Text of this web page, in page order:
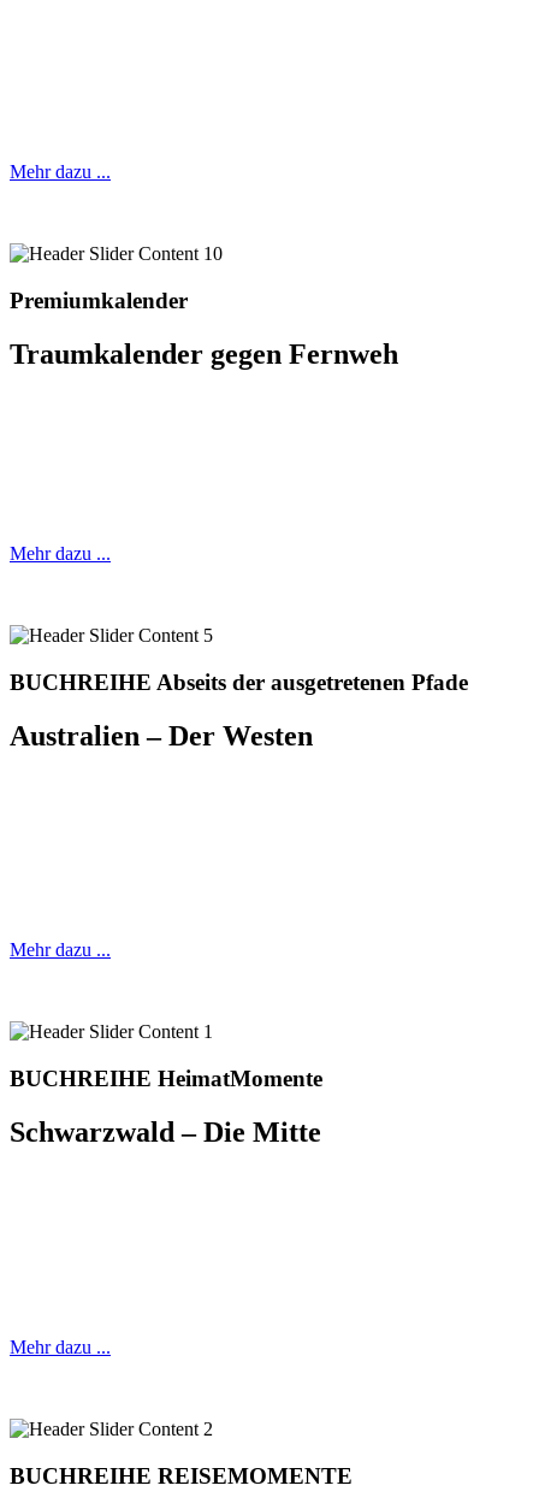
Mehr dazu ...
Premiumkalender
Traumkalender gegen Fernweh
Mehr dazu ...
BUCHREIHE Abseits der ausgetretenen Pfade
Australien – Der Westen
Mehr dazu ...
BUCHREIHE HeimatMomente
Schwarzwald – Die Mitte
Mehr dazu ...
BUCHREIHE REISEMOMENTE